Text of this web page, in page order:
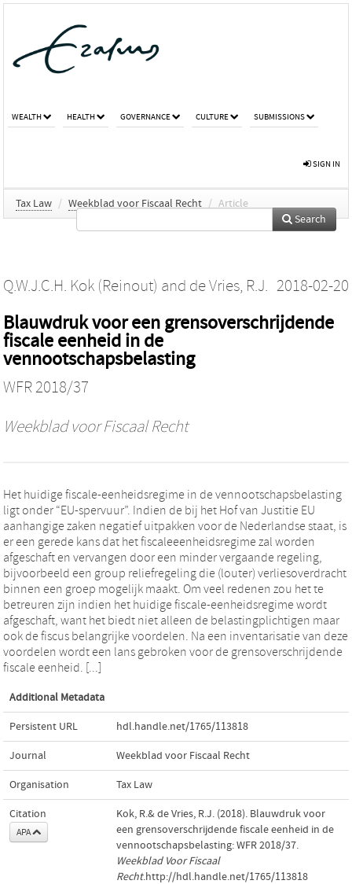
WEALTH HEALTH GOVERNANCE CULTURE SUBMISSIONS
SIGN IN
Tax Law / Weekblad voor Fiscaal Recht / Article
Search
Q.W.J.C.H. Kok (Reinout) and de Vries, R.J. 2018-02-20
Blauwdruk voor een grensoverschrijdende
fiscale eenheid in de
vennootschapsbelasting
WFR 2018/37
Weekblad voor Fiscaal Recht
Het huidige fiscale-eenheidsregime in de vennootschapsbelasting
ligt onder “EU-spervuur”. Indien de bij het Hof van Justitie EU
aanhangige zaken negatief uitpakken voor de Nederlandse staat, is
er een gerede kans dat het fiscaleeenheidsregime zal worden
afgeschaft en vervangen door een minder vergaande regeling,
bijvoorbeeld een group reliefregeling die (louter) verliesoverdracht
binnen een groep mogelijk maakt. Om veel redenen zou het te
betreuren zijn indien het huidige fiscale-eenheidsregime wordt
afgeschaft, want het biedt niet alleen de belastingplichtigen maar
ook de fiscus belangrijke voordelen. Na een inventarisatie van deze
voordelen wordt een lans gebroken voor de grensoverschrijdende
fiscale eenheid. [...]
Additional Metadata
Persistent URL hdl.handle.net/1765/113818
Journal Weekblad voor Fiscaal Recht
Organisation Tax Law
Citation
APA
Kok, R.& de Vries, R.J. (2018). Blauwdruk voor
een grensoverschrijdende fiscale eenheid in de
vennootschapsbelasting: WFR 2018/37.
Weekblad Voor Fiscaal
Recht.http://hdl.handle.net/1765/113818